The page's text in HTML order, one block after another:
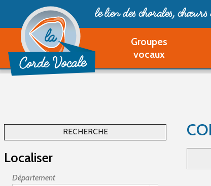
le lien des chorales, chœurs
Groupes
vocaux
RECHERCHE
Localiser
Département